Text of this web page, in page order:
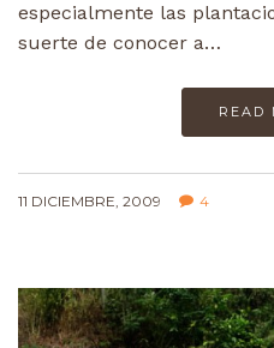
especialmente las
suerte de conocer a…
READ
11 DICIEMBRE, 2009 4